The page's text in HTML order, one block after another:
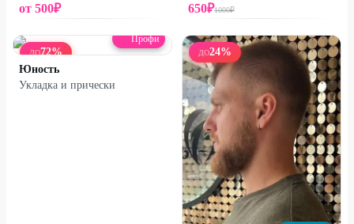
от 500₽ 650₽1000₽
ДО72%
Профи
Юность
Укладка и прически
ДО24%